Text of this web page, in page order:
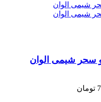
سحر شیمی الوان